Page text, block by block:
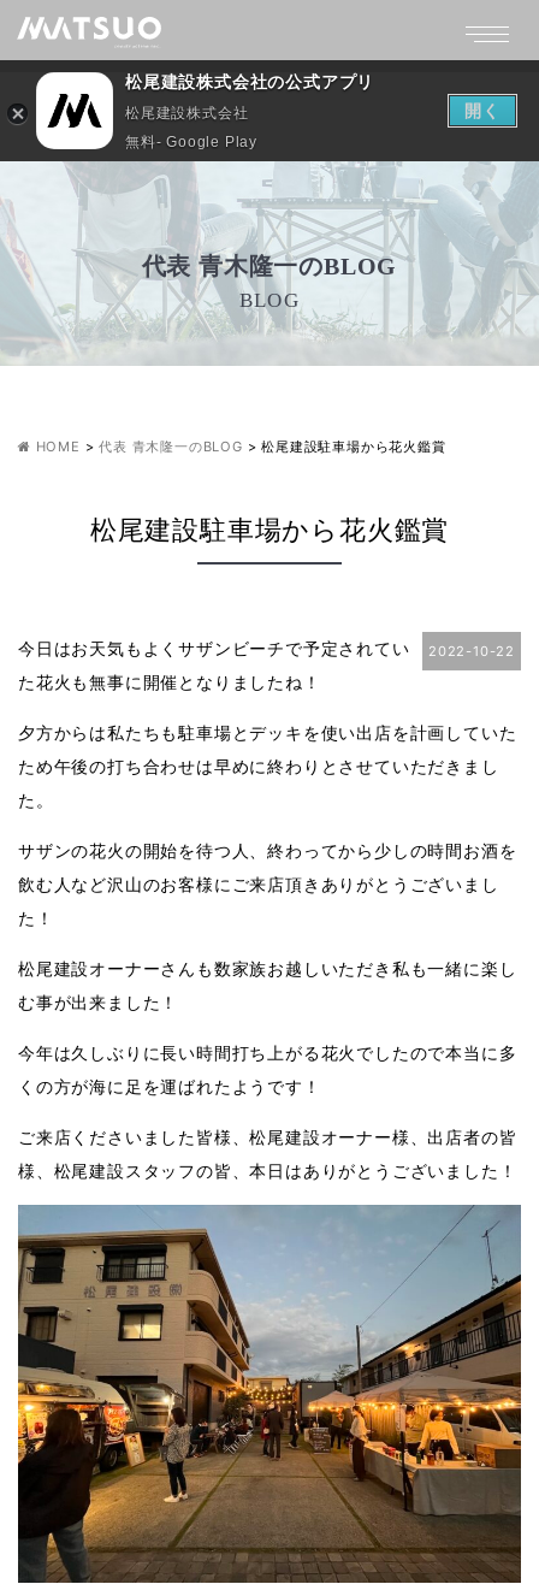
代表 青木隆一のBLOG
BLOG
HOME >代表 青木隆一のBLOG >松尾建設駐車場から花火鑑賞
松尾建設駐車場から花火鑑賞
2022-10-22
今日はお天気もよくサザンビーチで予定されてい
た花火も無事に開催となりましたね！
夕方からは私たちも駐車場とデッキを使い出店を計画していた
ため午後の打ち合わせは早めに終わりとさせていただきまし
た。
サザンの花火の開始を待つ人、終わってから少しの時間お酒を
飲む人など沢山のお客様にご来店頂きありがとうございまし
た！
松尾建設オーナーさんも数家族お越しいただき私も一緒に楽し
む事が出来ました！
今年は久しぶりに長い時間打ち上がる花火でしたので本当に多
くの方が海に足を運ばれたようです！
ご来店くださいました皆様、松尾建設オーナー様、出店者の皆
様、松尾建設スタッフの皆、本日はありがとうございました！
松尾建設株式会社の公式アプリ
松尾建設株式会社
無料- Google Play
開く